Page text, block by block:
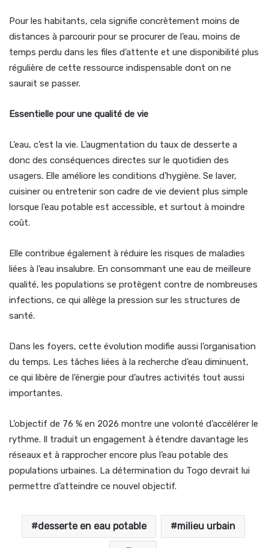
Pour les habitants, cela signifie concrètement moins de
distances à parcourir pour se procurer de l’eau, moins de
temps perdu dans les files d’attente et une disponibilité plus
régulière de cette ressource indispensable dont on ne
saurait se passer.
Essentielle pour une qualité de vie
L’eau, c’est la vie. L’augmentation du taux de desserte a
donc des conséquences directes sur le quotidien des
usagers. Elle améliore les conditions d’hygiène. Se laver,
cuisiner ou entretenir son cadre de vie devient plus simple
lorsque l’eau potable est accessible, et surtout à moindre
coût.
Elle contribue également à réduire les risques de maladies
liées à l’eau insalubre. En consommant une eau de meilleure
qualité, les populations se protègent contre de nombreuses
infections, ce qui allège la pression sur les structures de
santé.
Dans les foyers, cette évolution modifie aussi l’organisation
du temps. Les tâches liées à la recherche d’eau diminuent,
ce qui libère de l’énergie pour d’autres activités tout aussi
importantes.
L’objectif de 76 % en 2026 montre une volonté d’accélérer le
rythme. Il traduit un engagement à étendre davantage les
réseaux et à rapprocher encore plus l’eau potable des
populations urbaines. La détermination du Togo devrait lui
permettre d’atteindre ce nouvel objectif.
desserte en eau potable milieu urbain